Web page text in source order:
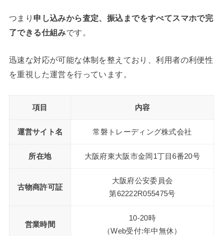
つまり 申し込みから査定、振込までをすべてスマホで完
了できる仕組みです。
迅速な対応が可能な体制を整えており、利用者の利便性
を重視した運営を行っています。
項目 内容
運営サイト名 常磐トレーディング株式会社
所在地 大阪府東大阪市金岡1丁目6番20号
古物商許可証
大阪府公安委員会
第62222R055475号
営業時間
10-20時
（Web受付:年中無休）